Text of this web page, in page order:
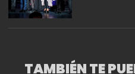
TAMBIÉN TE